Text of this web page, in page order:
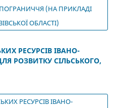
(НА ПРИКЛАДІ
ОБЛАСТІ)
РЕСУРСІВ ІВАНО-
РОЗВИТКУ СІЛЬСЬКОГО,
РЕСУРСІВ ІВАНО-